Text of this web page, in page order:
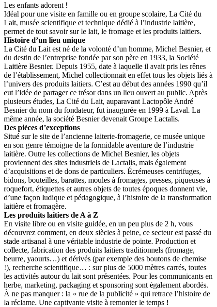
Les enfants adorent !
Idéal pour une visite en famille ou en groupe scolaire, La Cité du
Lait, musée scientifique et technique dédié à l’industrie laitière,
permet de tout savoir sur le lait, le fromage et les produits laitiers.
Histoire d’un lieu unique
La Cité du Lait est né de la volonté d’un homme, Michel Besnier, et
du destin de l’entreprise fondée par son père en 1933, la Société
Laitière Besnier. Depuis 1955, date à laquelle il avait pris les rênes
de l’établissement, Michel collectionnait en effet tous les objets liés à
l’univers des produits laitiers. C’est au début des années 1990 qu’il
eut l’idée de partager ce trésor dans un lieu ouvert au public. Après
plusieurs études, La Cité du Lait, auparavant Lactopôle André
Besnier du nom du fondateur, fut inaugurée en 1999 à Laval. La
même année, la société Besnier devenait Groupe Lactalis.
Des pièces d’exceptions
Situé sur le site de l’ancienne laiterie-fromagerie, ce musée unique
en son genre témoigne de la formidable aventure de l’industrie
laitière. Outre les collections de Michel Besnier, les objets
proviennent des sites industriels de Lactalis, mais également
d’acquisitions et de dons de particuliers. Écrémeuses centrifuges,
bidons, bouteilles, barattes, moules à fromages, presses, piqueuses à
roquefort, étiquettes et autres objets de toutes époques donnent vie,
d’une façon ludique et pédagogique, à l’histoire de la transformation
laitière et fromagère.
Les produits laitiers de A à Z
En visite libre ou en visite guidée, en un peu plus de 2 h, vous
découvrez comment, en deux siècles à peine, ce secteur est passé du
stade artisanal à une véritable industrie de pointe. Production et
collecte, fabrication des produits laitiers traditionnels (fromage,
beurre, yaourts…) et dérivés (par exemple des boutons de chemise
!), recherche scientifique… : sur plus de 5000 mètres carrés, toutes
les activités autour du lait sont présentées. Pour les communicants en
herbe, marketing, packaging et sponsoring sont également abordés.
À ne pas manquer : la « rue de la publicité » qui retrace l’histoire de
la réclame. Une captivante visite à remonter le temps !